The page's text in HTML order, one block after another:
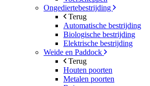
Ongediertebestrijding
Terug
Automatische bestrijding
Biologische bestrijding
Elektrische bestrijding
Weide en Paddock
Terug
Houten poorten
Metalen poorten